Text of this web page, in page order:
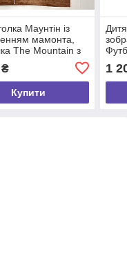
Маунтін із
мамонта,
The Mountain з
— розмір 47*66
Купити
1